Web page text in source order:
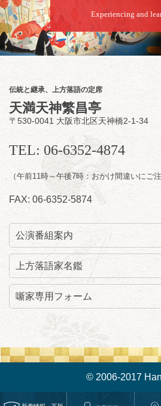
Experiencing and
伝統と継承、上方落語の定席
天満天神繁昌亭
〒530-0041 大阪市北区天神橋2-1-34
TEL: 06-6352-4874
（午前11時～午後7時：おかけ間違い
FAX: 06-6352-5874
公演番組案内
上方落語家名鑑
噺家専用フォーム
© 2006-2017